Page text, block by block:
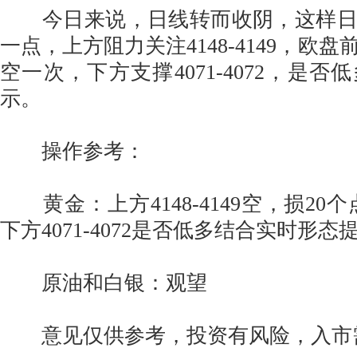
今日来说，日线转而收阴，这样日
一点，上方阻力关注4148-4149，欧盘
空一次，下方支撑4071-4072，是否
示。
操作参考：
黄金：上方4148-4149空，损20个
下方4071-4072是否低多结合实时形态
原油和白银：观望
意见仅供参考，投资有风险，入市